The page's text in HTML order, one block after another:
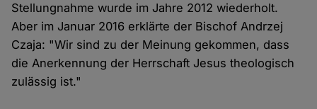
Stellungnahme wurde im Jahre 2012 wiederholt.
Aber im Januar 2016 erklärte der Bischof Andrzej
Czaja: "Wir sind zu der Meinung gekommen, dass
die Anerkennung der Herrschaft Jesus theologisch
zulässig ist."